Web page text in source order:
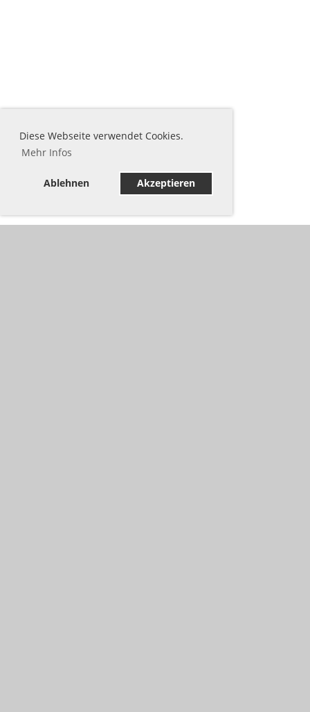
Diese Webseite verwendet Cookies.
Mehr Infos
Ablehnen Akzeptieren